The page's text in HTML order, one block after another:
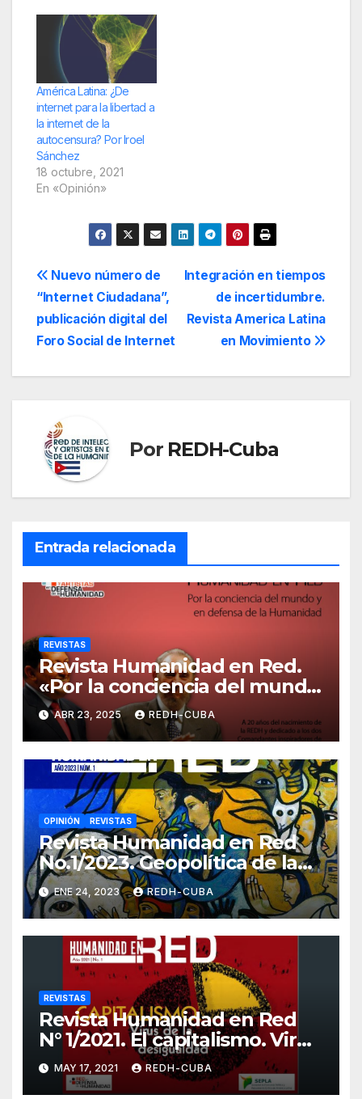
América Latina: ¿De
internet para la libertad a
la internet de la
autocensura? Por Iroel
Sánchez
18 octubre, 2021
En «Opinión»
Navegación
de
entradas
Integración en tiempos
de incertidumbre.
Revista America Latina
en Movimiento
Nuevo número de
“Internet Ciudadana”,
publicación digital del
Foro Social de Internet
Por REDH-Cuba
Entrada relacionada
REVISTAS
Revista Humanidad en Red.
«Por la conciencia del mundo
y en defensa de la
Humanidad». (PDF)
ABR 23, 2025 REDH-CUBA
OPINIÓN REVISTAS
Revista Humanidad en Red
No.1/2023. Geopolítica de la
integración latinoamericana
ENE 24, 2023 REDH-CUBA
REVISTAS
Revista Humanidad en Red
N° 1/2021. El capitalismo. Virus
de la desigualdad
MAY 17, 2021 REDH-CUBA